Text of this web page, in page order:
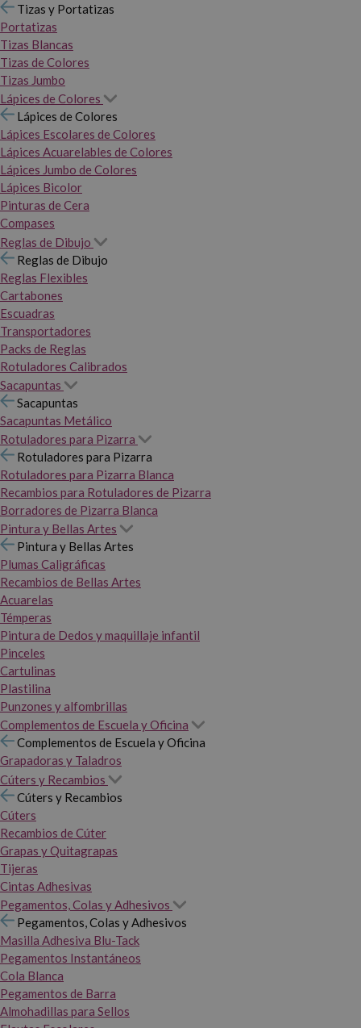
Tizas y Portatizas
Portatizas
Tizas Blancas
Tizas de Colores
Tizas Jumbo
Lápices de Colores
Lápices de Colores
Lápices Escolares de Colores
Lápices Acuarelables de Colores
Lápices Jumbo de Colores
Lápices Bicolor
Pinturas de Cera
Compases
Reglas de Dibujo
Reglas de Dibujo
Reglas Flexibles
Cartabones
Escuadras
Transportadores
Packs de Reglas
Rotuladores Calibrados
Sacapuntas
Sacapuntas
Sacapuntas Metálico
Rotuladores para Pizarra
Rotuladores para Pizarra
Rotuladores para Pizarra Blanca
Recambios para Rotuladores de Pizarra
Borradores de Pizarra Blanca
Pintura y Bellas Artes
Pintura y Bellas Artes
Plumas Caligráficas
Recambios de Bellas Artes
Acuarelas
Témperas
Pintura de Dedos y maquillaje infantil
Pinceles
Cartulinas
Plastilina
Punzones y alfombrillas
Complementos de Escuela y Oficina
Complementos de Escuela y Oficina
Grapadoras y Taladros
Cúters y Recambios
Cúters y Recambios
Cúters
Recambios de Cúter
Grapas y Quitagrapas
Tijeras
Cintas Adhesivas
Pegamentos, Colas y Adhesivos
Pegamentos, Colas y Adhesivos
Masilla Adhesiva Blu-Tack
Pegamentos Instantáneos
Cola Blanca
Pegamentos de Barra
Almohadillas para Sellos